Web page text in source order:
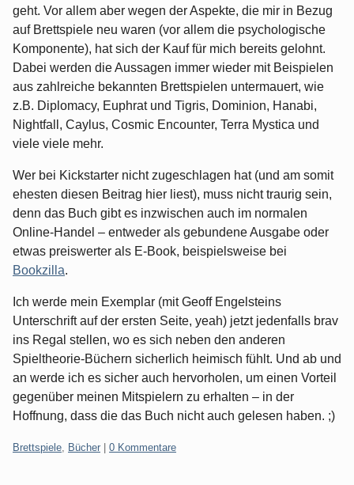
geht. Vor allem aber wegen der Aspekte, die mir in Bezug
auf Brettspiele neu waren (vor allem die psychologische
Komponente), hat sich der Kauf für mich bereits gelohnt.
Dabei werden die Aussagen immer wieder mit Beispielen
aus zahlreiche bekannten Brettspielen untermauert, wie
z.B. Diplomacy, Euphrat und Tigris, Dominion, Hanabi,
Nightfall, Caylus, Cosmic Encounter, Terra Mystica und
viele viele mehr.
Wer bei Kickstarter nicht zugeschlagen hat (und am somit
ehesten diesen Beitrag hier liest), muss nicht traurig sein,
denn das Buch gibt es inzwischen auch im normalen
Online-Handel – entweder als gebundene Ausgabe oder
etwas preiswerter als E-Book, beispielsweise bei
Bookzilla.
Ich werde mein Exemplar (mit Geoff Engelsteins
Unterschrift auf der ersten Seite, yeah) jetzt jedenfalls brav
ins Regal stellen, wo es sich neben den anderen
Spieltheorie-Büchern sicherlich heimisch fühlt. Und ab und
an werde ich es sicher auch hervorholen, um einen Vorteil
gegenüber meinen Mitspielern zu erhalten – in der
Hoffnung, dass die das Buch nicht auch gelesen haben. ;)
Kategorien:
Brettspiele, Bücher 0 Kommentare